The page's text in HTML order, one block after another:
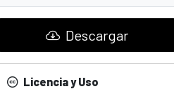
Descargar
Licencia y Uso